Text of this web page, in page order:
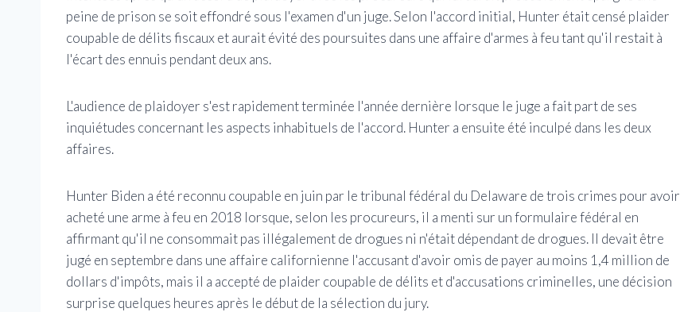
peine de prison se soit effondré sous l'examen d'un juge. Selon l'accord initial, Hunter était censé plaider
coupable de délits fiscaux et aurait évité des poursuites dans une affaire d'armes à feu tant qu'il restait à
l'écart des ennuis pendant deux ans.
L'audience de plaidoyer s'est rapidement terminée l'année dernière lorsque le juge a fait part de ses
inquiétudes concernant les aspects inhabituels de l'accord. Hunter a ensuite été inculpé dans les deux
affaires.
Hunter Biden a été reconnu coupable en juin par le tribunal fédéral du Delaware de trois crimes pour avoir
acheté une arme à feu en 2018 lorsque, selon les procureurs, il a menti sur un formulaire fédéral en
affirmant qu'il ne consommait pas illégalement de drogues ni n'était dépendant de drogues. Il devait être
jugé en septembre dans une affaire californienne l'accusant d'avoir omis de payer au moins 1,4 million de
dollars d'impôts, mais il a accepté de plaider coupable de délits et d'accusations criminelles, une décision
surprise quelques heures après le début de la sélection du jury.